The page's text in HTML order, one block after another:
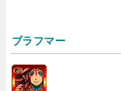
ブラフマー